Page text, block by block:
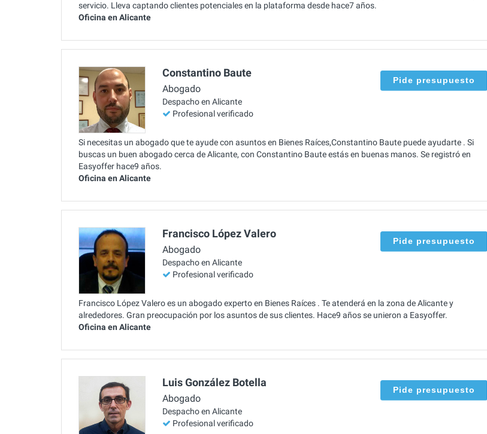
servicio. Lleva captando clientes potenciales en la plataforma desde hace7 años.
Oficina en Alicante
Constantino Baute
Abogado
Despacho en Alicante
Profesional verificado
Pide presupuesto
Si necesitas un abogado que te ayude con asuntos en Bienes Raíces,Constantino Baute puede ayudarte . Si
buscas un buen abogado cerca de Alicante, con Constantino Baute estás en buenas manos. Se registró en
Easyoffer hace9 años.
Oficina en Alicante
Francisco López Valero
Abogado
Despacho en Alicante
Profesional verificado
Pide presupuesto
Francisco López Valero es un abogado experto en Bienes Raíces . Te atenderá en la zona de Alicante y
alrededores. Gran preocupación por los asuntos de sus clientes. Hace9 años se unieron a Easyoffer.
Oficina en Alicante
Luis González Botella
Abogado
Despacho en Alicante
Profesional verificado
Pide presupuesto